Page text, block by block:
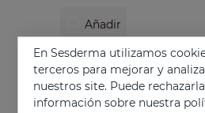
Añadir
HIDROQUIN Whitening Gel
Tratamiento focal de manchas cutáneas severas
58.95 €
En Sesderma utilizamos
terceros para mejorar y
nuestros site. Puede
información sobre nuestra